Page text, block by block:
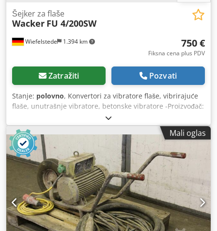
Wiefelstede 1.394 km
Šejker za flaše
Wacker FU 4/200SW
750 €
Fiksna cena plus PDV
Zatražiti Pozvati
Stanje: polovno, Konvertori za vibratore flaše, vibrirajuće
flaše, unutrašnje vibratore, betonske vibratore -Proizvođač:
Wacker - Primopredaja: kao što se vidi -Transportni okvir
točkova neispravan, pogledajte sliku -Motor: 2.8 kW -
Vibrirajuca boca: dužina 360 mm Dedpfx Aofngxgohkeck -
Dužina creva: 5 m -Dimenzije: 1150/520/H690 mm -Težina:
116 kg
Mali oglas